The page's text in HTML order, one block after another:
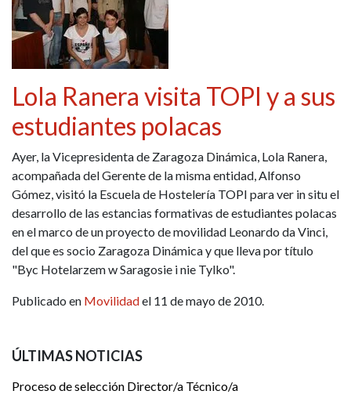
Lola Ranera visita TOPI y a sus
estudiantes polacas
Ayer, la Vicepresidenta de Zaragoza Dinámica, Lola Ranera,
acompañada del Gerente de la misma entidad, Alfonso
Gómez, visitó la Escuela de Hostelería TOPI para ver in situ el
desarrollo de las estancias formativas de estudiantes polacas
en el marco de un proyecto de movilidad Leonardo da Vinci,
del que es socio Zaragoza Dinámica y que lleva por título
"Byc Hotelarzem w Saragosie i nie Tylko".
Publicado en Movilidadel 11 de mayo de 2010.
ÚLTIMAS NOTICIAS
Proceso de selección Director/a Técnico/a